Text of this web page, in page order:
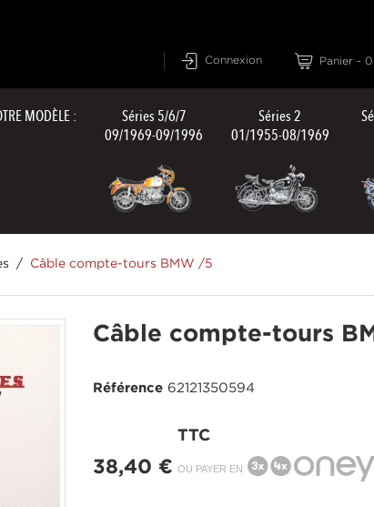
Connexion Panier - 0
MODÈLE :
Séries 5/6/7
09/1969-09/1996
Séries 2
01/1955-08/1969
Câble compte-tours BMW /5
Câble compte-tours
Référence 62121350594
38,40 €
TTC
OU PAYER EN